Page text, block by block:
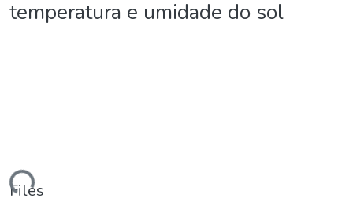
temperatura e umidade do sol
Files